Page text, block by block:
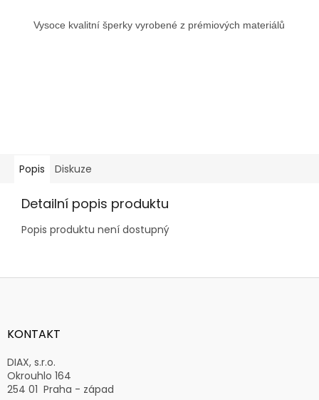
Vysoce kvalitní šperky vyrobené z prémiových materiálů
Popis Diskuze
Detailní popis produktu
Popis produktu není dostupný
Z
aKONTAKT
DIAX, s.r.o.
Okrouhlo 164
254 01 Praha - západ